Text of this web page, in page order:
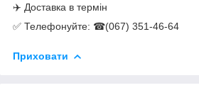
✈️ Доставка в термін
✅ Телефонуйте: ☎(067) 351-46-64
Приховати